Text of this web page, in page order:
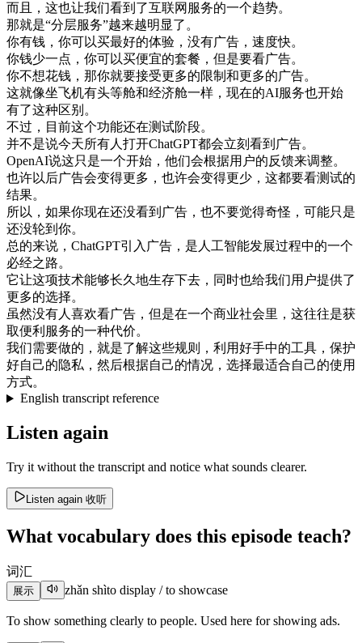
而且
， 这也让我们看到 了互联网 服务的一个趋势。
那就是“分层服务”越来越明显了。
你有钱 ， 你可以买最好的体验 ， 没有广告 ， 速度快。
你钱少一点 ， 你可以买便宜的套餐 ， 但是要看广告。
你不想花钱 ， 那你就要接受更多的限制 和更多的广告。
这就像坐飞机有头等舱和经济舱一样 ， 现在的AI服务也开始
有了这种区别 。
不过 ， 目前这个功能还在测试阶段。
并不是说今天所有人打开ChatGPT都会立刻 看到 广告。
OpenAI说这只是一个开始 ， 他们会根据用户的反馈来调整。
也许以后广告会变得更多 ， 也许会变得更少 ， 这都要看测试的
结果。
所以 ， 如果你现在还没看到 广告 ， 也不要觉得奇怪 ， 可能只是
还没轮到 你。
总的来说 ， ChatGPT引入广告 ， 是人工智能发展过程中的一个
必经之路。
它让这项技术能够长久地生存下去 ， 同时也给我们用户提供了
更多的选择。
虽然没有人喜欢看广告 ， 但是在一个商业社会里 ， 这往往是获
取便利 服务的一种代价。
我们需要做的 ， 就是了解这些规则 ， 利用好手中的工具 ， 保护
好自己的隐私 ， 然后根据自己的情况 ， 选择最适合自己的使用
方式。
English transcript reference
Listen again
Try it without the transcript and notice what sounds clearer.
Listen again 收听
What vocabulary does this episode teach?
词汇
展示 zhǎn shìto display / to showcase
To show something clearly to people. Used here for showing ads.